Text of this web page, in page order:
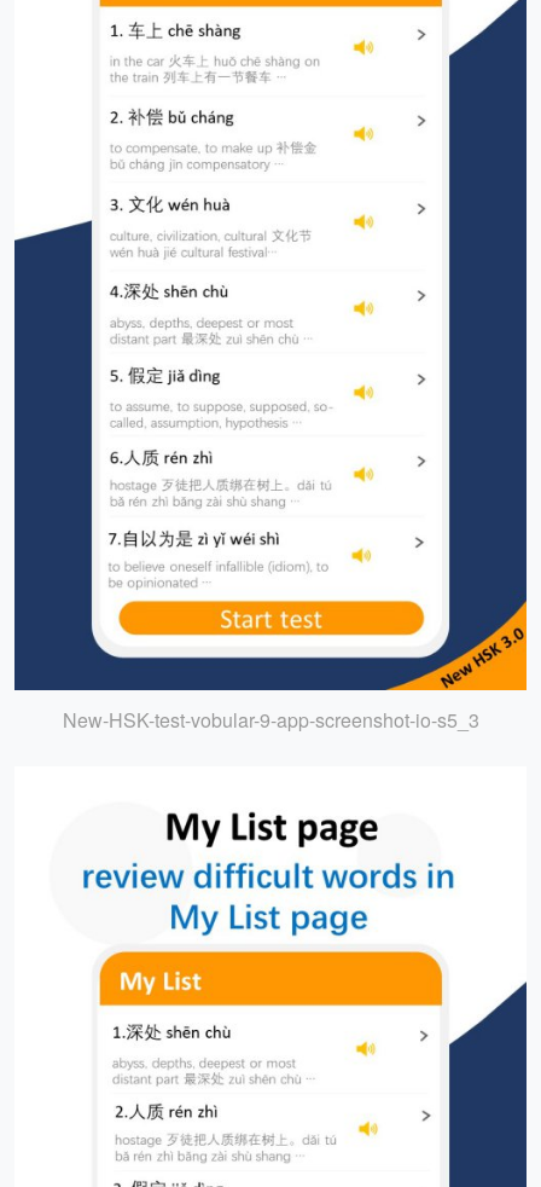
New-HSK-test-vobular-9-app-screenshot-io-s5_3